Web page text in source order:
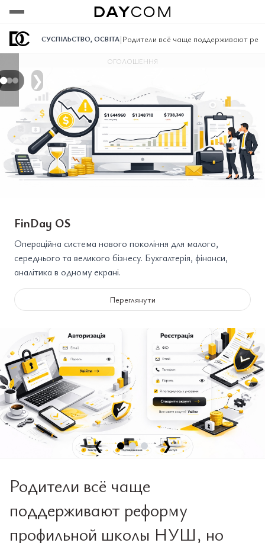
СУСПІЛЬСТВО, ОСВІТА|Родители всё чаще поддерживают
❯
ОГОЛОШЕННЯ
FinDay OS
Операційна система нового покоління для малого,
середнього та великого бізнесу. Бухгалтерія, фінанси,
аналітика в одному екрані.
Переглянути
❮ ❯
Родители всё чаще
поддерживают реформу
профильной школы НУШ, но